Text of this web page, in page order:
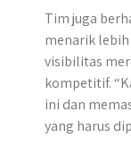
Tim juga
menarik
visibilitas
kompetitif.
ini dan
yang harus